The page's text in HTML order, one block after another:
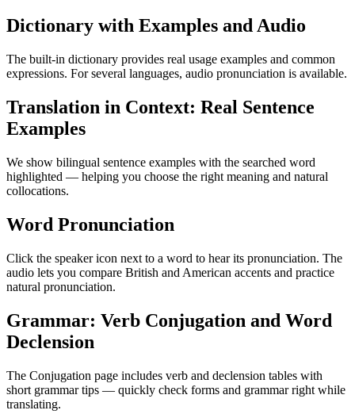
Dictionary with Examples and Audio
The built-in dictionary provides real usage examples and common
expressions. For several languages, audio pronunciation is available.
Translation in Context: Real Sentence
Examples
We show bilingual sentence examples with the searched word
highlighted — helping you choose the right meaning and natural
collocations.
Word Pronunciation
Click the speaker icon next to a word to hear its pronunciation. The
audio lets you compare British and American accents and practice
natural pronunciation.
Grammar: Verb Conjugation and Word
Declension
The Conjugation page includes verb and declension tables with
short grammar tips — quickly check forms and grammar right while
translating.